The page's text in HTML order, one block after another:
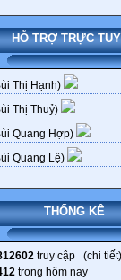
HỖ TRỢ TRỰC
Thị Hạnh)
Thị Thuỷ)
Quang Hợp)
Quang Lệ)
THỐNG KÊ
truy cập (chi tiết)
trong hôm nay